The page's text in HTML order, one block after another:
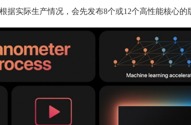
据实际生产情况，会先发布8个或12个高性能核心